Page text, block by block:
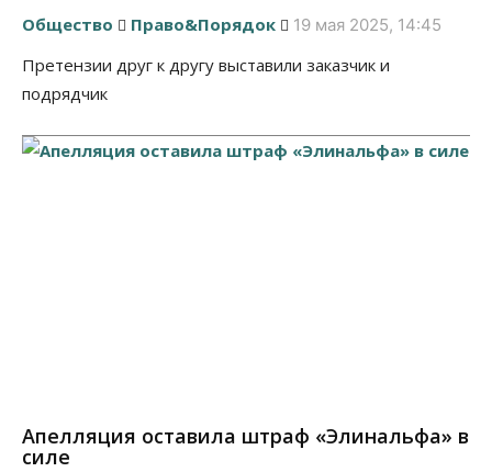
Общество Право&Порядок 19 мая 2025, 14:45
Претензии друг к другу выставили заказчик и
подрядчик
Апелляция оставила штраф «Элинальфа» в
силе